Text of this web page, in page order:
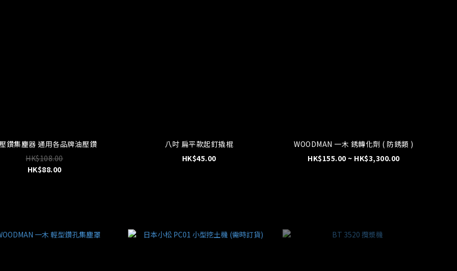
鑽集麈器 通用各品牌油壓鑽
HK$108.00
HK$88.00
八吋 扁平款起釘撬棍
HK$45.00
WOODMAN 一木 銹轉化劑 ( 防銹類 )
HK$155.00 ~ HK$3,300.00